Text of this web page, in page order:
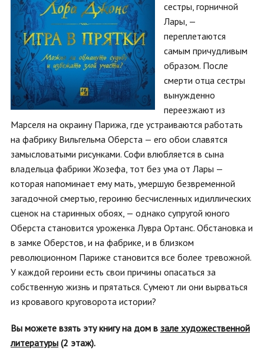
сестры, горничной
Лары, —
переплетаются
самым причудливым
образом. После
смерти отца сестры
вынужденно
переезжают из
Марселя на окраину Парижа, где устраиваются работать
на фабрику Вильгельма Оберста — его обои славятся
замысловатыми рисунками. Софи влюбляется в сына
владельца фабрики Жозефа, тот без ума от Лары —
которая напоминает ему мать, умершую безвременной
загадочной смертью, героиню бесчисленных идиллических
сценок на старинных обоях, — однако супругой юного
Оберста становится уроженка Лувра Ортанс. Обстановка и
в замке Оберстов, и на фабрике, и в близком
революционном Париже становится все более тревожной.
У каждой героини есть свои причины опасаться за
собственную жизнь и прятаться. Сумеют ли они вырваться
из кровавого круговорота истории?
Вы можете взять эту книгу на дом в зале художественной
литературы (2 этаж).